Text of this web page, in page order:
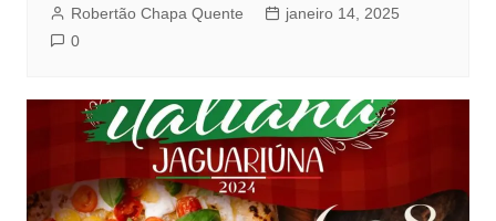
Robertão Chapa Quente
janeiro 14, 2025
0